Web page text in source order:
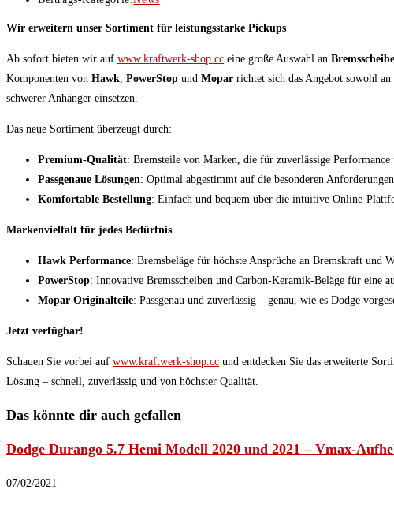
Wir erweitern unser Sortiment für leistungsstarke Pickups
Ab sofort bieten wir auf www.kraftwerk-shop.cc eine große Auswahl an
Komponenten von Hawk, PowerStop und Mopar richtet sich das Angebot sowohl
schwerer Anhänger einsetzen.
Das neue Sortiment überzeugt durch:
Premium-Qualität: Bremsteile von Marken, die für zuverlässige
Passgenaue Lösungen: Optimal abgestimmt auf die besonderen
Komfortable Bestellung: Einfach und bequem über die intuitive Online-
Markenvielfalt für jedes Bedürfnis
Hawk Performance: Bremsbeläge für höchste Ansprüche an Bremskraft und
PowerStop: Innovative Bremsscheiben und Carbon-Keramik-Beläge für eine
Mopar Originalteile: Passgenau und zuverlässig – genau, wie es Dodge
Jetzt verfügbar!
Schauen Sie vorbei auf www.kraftwerk-shop.cc und entdecken Sie das erweiterte
Lösung – schnell, zuverlässig und von höchster Qualität.
Das könnte dir auch gefallen
Dodge Durango 5.7 Hemi Modell 2020 und 2021 – Vmax-
07/02/2021